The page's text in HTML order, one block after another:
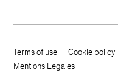
Footer terms
Terms of use Cookie policy
Mentions Legales